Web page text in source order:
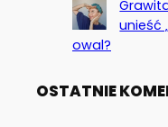
unieść
owal?
OSTATNIE